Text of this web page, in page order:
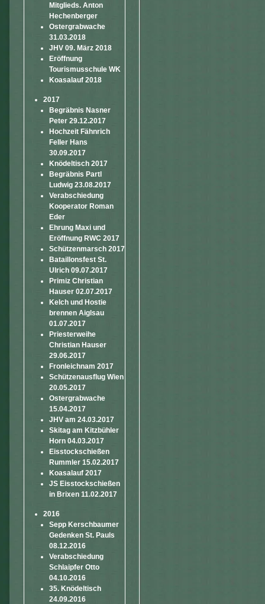
Mitglieds. Anton
Hechenberger
Ostergrabwache
31.03.2018
JHV 09. März 2018
Eröffnung
Tourismusschule WK
Koasalauf 2018
2017
Begräbnis Nasner
Peter 29.12.2017
Hochzeit Fähnrich
Feller Hans
30.09.2017
Knödeltisch 2017
Begräbnis Partl
Ludwig 23.08.2017
Verabschiedung
Kooperator Roman
Eder
Ehrung Maxi und
Eröffnung RWC 2017
Schützenmarsch 2017
Bataillonsfest St.
Ulrich 09.07.2017
Primiz Christian
Hauser 02.07.2017
Kelch und Hostie
brennen Aiglsau
01.07.2017
Priesterweihe
Christian Hauser
29.06.2017
Fronleichnam 2017
Schützenausflug Wien
20.05.2017
Ostergrabwache
15.04.2017
JHV am 24.03.2017
Skitag am Kitzbühler
Horn 04.03.2017
Eisstockschießen
Rummler 15.02.2017
Koasalauf 2017
JS Eisstockschießen
in Brixen 11.02.2017
2016
Sepp Kerschbaumer
Gedenken St. Pauls
08.12.2016
Verabschiedung
Schlaipfer Otto
04.10.2016
35. Knödeltisch
24.09.2016